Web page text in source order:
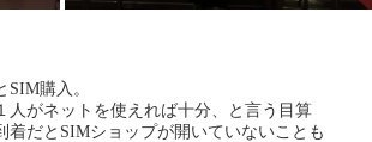
購入。
人がネットを使えれば十分、と言う目算
だとSIMショップが開いていないことも